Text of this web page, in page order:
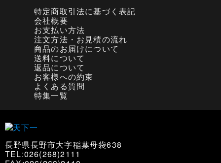
特定商取引法に基づく表記
会社概要
お支払い方法
注文方法・お見積の流れ
商品のお届けについて
送料について
返品について
お客様への約束
よくある質問
特集一覧
長野県長野市大字稲葉母袋638
TEL:026(268)2111